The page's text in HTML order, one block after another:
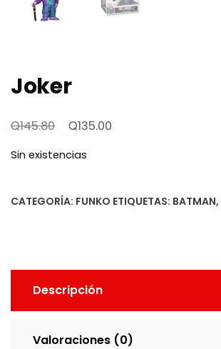
Joker
Q145.80
El
original
Q145.80.
Q135.00
Q135.00.
Sin existencias
CATEGORÍA: FUNKO ETIQUETAS: BATMAN,
Descripción
Valoraciones (0)